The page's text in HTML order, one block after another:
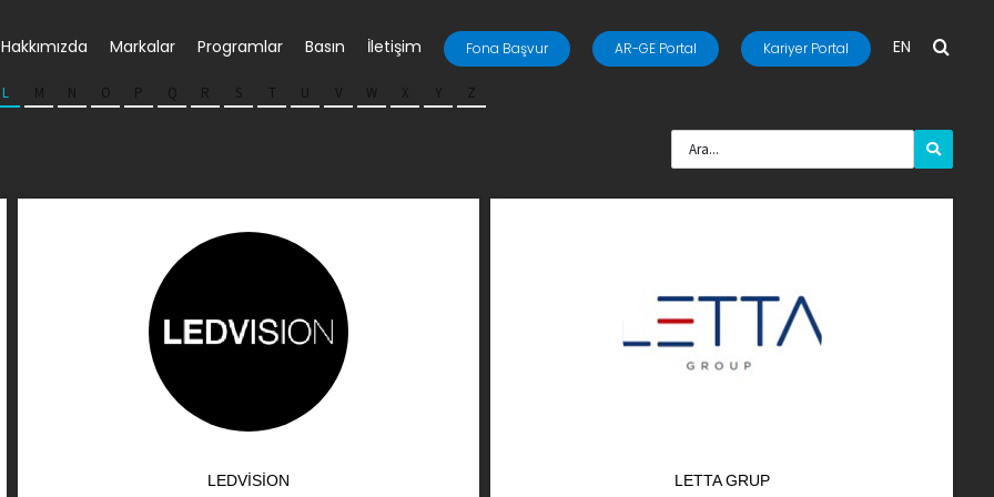
Hakkımızda Markalar Programlar Basın İletişim Fona Başvur AR-GE Portal Kariyer Portal EN
L M N O P Q R S T U V W X Y Z
LEDVISION LETTA GRUP